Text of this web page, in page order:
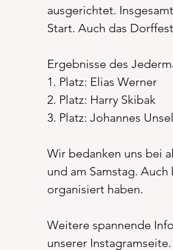
ausgerichtet.
Start. Auch das
Ergebnisse des
1. Platz: Elias Werner
2. Platz: Harry Skibak
3. Platz: Johannes
Wir bedanken uns bei
und am Samstag.
organisiert haben.
Weitere spannende
unserer Instagramseite.